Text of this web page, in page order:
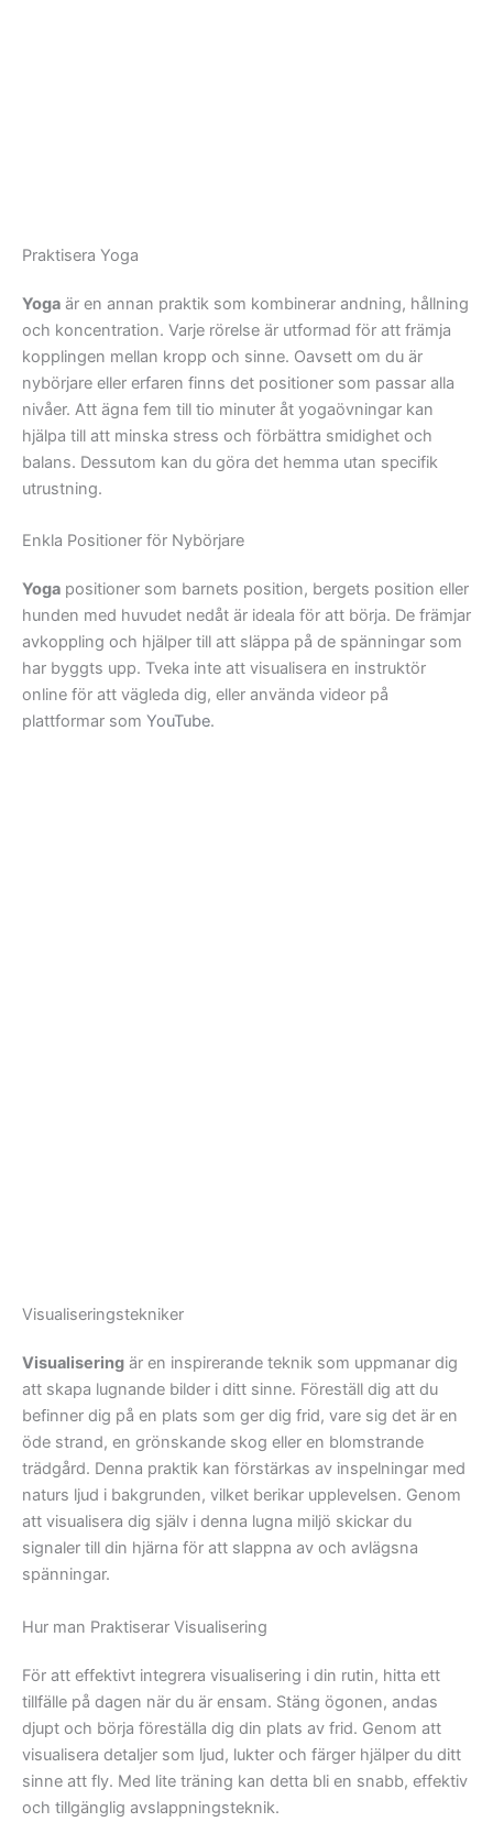
Praktisera Yoga
Yoga är en annan praktik som kombinerar andning, hållning
och koncentration. Varje rörelse är utformad för att främja
kopplingen mellan kropp och sinne. Oavsett om du är
nybörjare eller erfaren finns det positioner som passar alla
nivåer. Att ägna fem till tio minuter åt yogaövningar kan
hjälpa till att minska stress och förbättra smidighet och
balans. Dessutom kan du göra det hemma utan specifik
utrustning.
Enkla Positioner för Nybörjare
Yoga positioner som barnets position, bergets position eller
hunden med huvudet nedåt är ideala för att börja. De främjar
avkoppling och hjälper till att släppa på de spänningar som
har byggts upp. Tveka inte att visualisera en instruktör
online för att vägleda dig, eller använda videor på
plattformar som YouTube.
Visualiseringstekniker
Visualisering är en inspirerande teknik som uppmanar dig
att skapa lugnande bilder i ditt sinne. Föreställ dig att du
befinner dig på en plats som ger dig frid, vare sig det är en
öde strand, en grönskande skog eller en blomstrande
trädgård. Denna praktik kan förstärkas av inspelningar med
naturs ljud i bakgrunden, vilket berikar upplevelsen. Genom
att visualisera dig själv i denna lugna miljö skickar du
signaler till din hjärna för att slappna av och avlägsna
spänningar.
Hur man Praktiserar Visualisering
För att effektivt integrera visualisering i din rutin, hitta ett
tillfälle på dagen när du är ensam. Stäng ögonen, andas
djupt och börja föreställa dig din plats av frid. Genom att
visualisera detaljer som ljud, lukter och färger hjälper du ditt
sinne att fly. Med lite träning kan detta bli en snabb, effektiv
och tillgänglig avslappningsteknik.